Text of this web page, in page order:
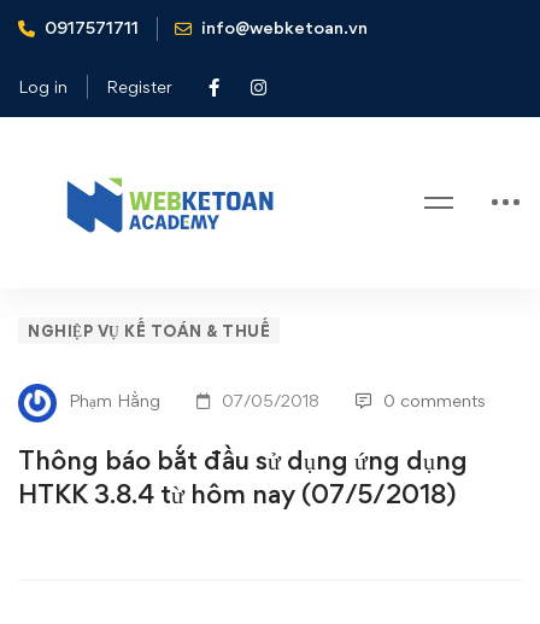
0917571711 info@webketoan.vn
Log in Register
Home
Nghiệp vụ Kế toán & Thuế
nay (07/5/2018)
Thông
báo
bắt
đầu
NGHIỆP VỤ KẾ TOÁN & THUẾ
Phạm Hằng 07/05/2018 0 comments
Thông báo bắt đầu sử dụng ứng dụng
HTKK 3.8.4 từ hôm nay (07/5/2018)